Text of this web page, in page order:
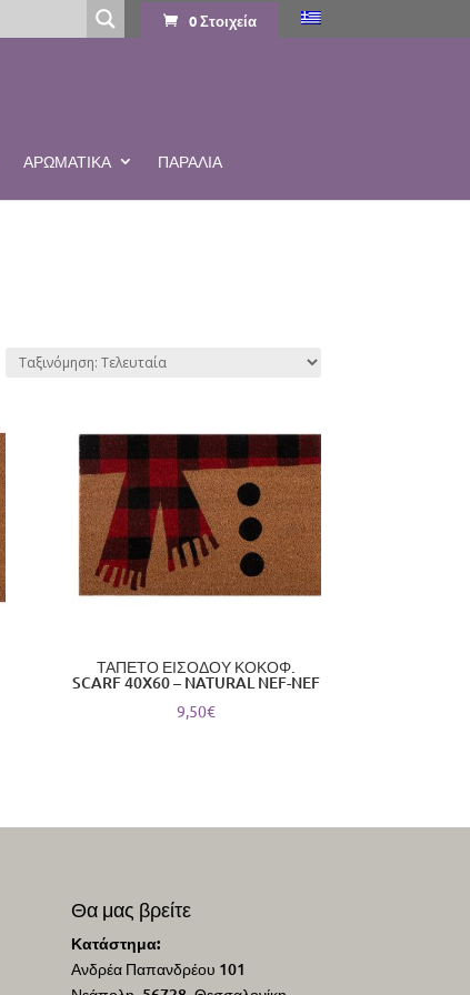
0 Στοιχεία
ΑΡΩΜΑΤΙΚΆ ΠΑΡΑΛΙΑ
ΤΑΠΕΤΟ ΕΙΣΟΔΟΥ ΚΟΚΟΦ.
SCARF 40X60 – NATURAL NEF-NEF
9,50€
Θα μας βρείτε
Κατάστημα:
Ανδρέα Παπανδρέου 101